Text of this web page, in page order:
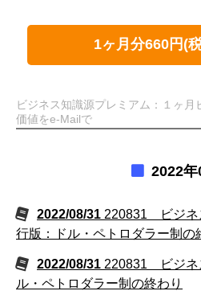
1ヶ月分660円(
ビジネス知識源プレミアム：１ヶ月
価値をe-Mailで
2022年
2022/08/31 220831 ビジネ
行版：ドル・ペトロダラー制の
2022/08/31 220831 ビジネ
ル・ペトロダラー制の終わり